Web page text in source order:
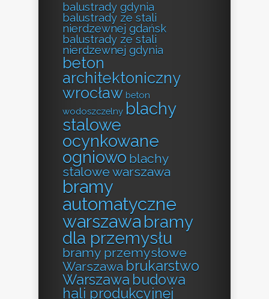
balustrady gdynia
balustrady ze stali
nierdzewnej gdańsk
balustrady ze stali
nierdzewnej gdynia
beton
architektoniczny
wrocław beton
wodoszczelny blachy
stalowe
ocynkowane
ogniowo blachy
stalowe warszawa
bramy
automatyczne
warszawa bramy
dla przemysłu
bramy przemysłowe
Warszawa brukarstwo
Warszawa budowa
hali produkcyjnej